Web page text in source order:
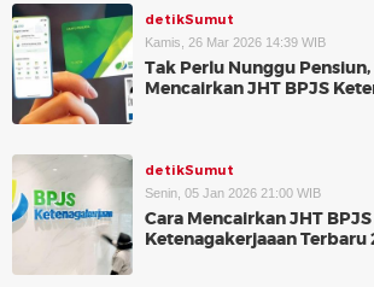
detikSumut
Kamis, 26 Mar 2026 14:39 WIB
Tak Perlu Nunggu Pensiun,
Mencairkan JHT BPJS
detikSumut
Senin, 05 Jan 2026 21:00 WIB
Cara Mencairkan JHT BPJS
Ketenagakerjaaan Terbaru